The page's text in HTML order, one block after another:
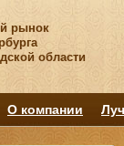
рынок
области
О компании